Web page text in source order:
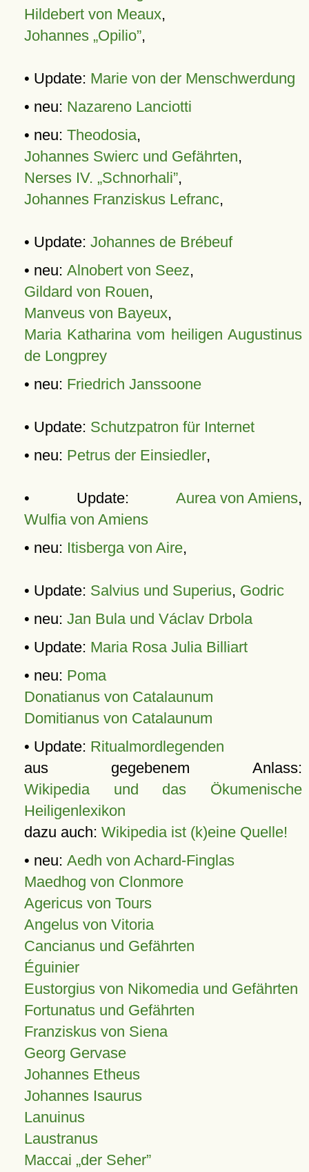
Hildebert von Meaux,
Johannes „Opilio”,
• Update: Marie von der Menschwerdung
• neu: Nazareno Lanciotti
• neu: Theodosia,
Johannes Swierc und Gefährten,
Nerses IV. „Schnorhali”,
Johannes Franziskus Lefranc,
• Update: Johannes de Brébeuf
• neu: Alnobert von Seez,
Gildard von Rouen,
Manveus von Bayeux,
Maria Katharina vom heiligen Augustinus
de Longprey
• neu: Friedrich Janssoone
• Update: Schutzpatron für Internet
• neu: Petrus der Einsiedler,
• Update: Aurea von Amiens,
Wulfia von Amiens
• neu: Itisberga von Aire,
• Update: Salvius und Superius, Godric
• neu: Jan Bula und Václav Drbola
• Update: Maria Rosa Julia Billiart
• neu: Poma
Donatianus von Catalaunum
Domitianus von Catalaunum
• Update: Ritualmordlegenden
aus gegebenem Anlass:
Wikipedia und das Ökumenische
Heiligenlexikon
dazu auch: Wikipedia ist (k)eine Quelle!
• neu: Aedh von Achard-Finglas
Maedhog von Clonmore
Agericus von Tours
Angelus von Vitoria
Cancianus und Gefährten
Éguinier
Eustorgius von Nikomedia und Gefährten
Fortunatus und Gefährten
Franziskus von Siena
Georg Gervase
Johannes Etheus
Johannes Isaurus
Lanuinus
Laustranus
Maccai „der Seher”